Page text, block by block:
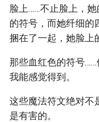
脸上……不止脸上，
的符号，而她纤细的
捆在了一起，她脸上
那些血红色的符号
我能感觉得到。
这些魔法符文绝对不
是有害的。